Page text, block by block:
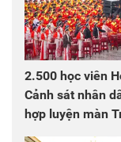
2.500 học viên
Cảnh sát nhân
hợp luyện màn
chào mừng Đại